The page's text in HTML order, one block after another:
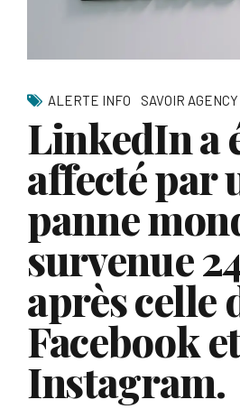
ALERTE INFO SAVOIR AGENCY
LinkedIn a
affecté par
panne
survenue
après celle
Facebook
Instagram.